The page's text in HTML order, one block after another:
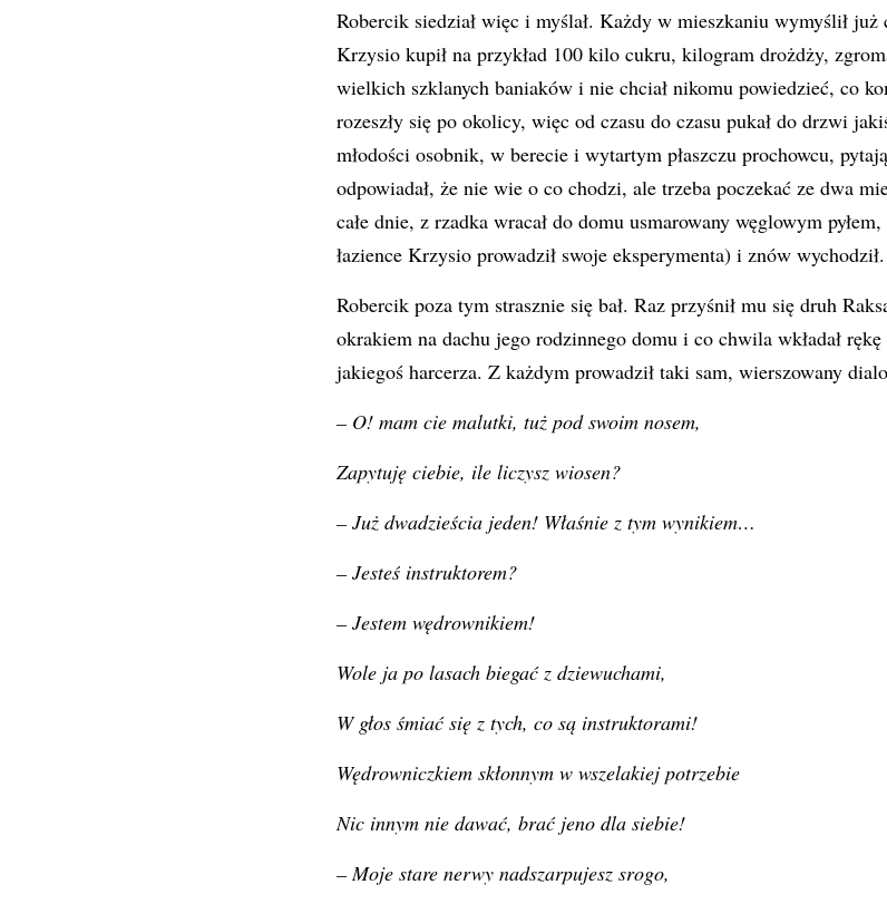
Robercik siedział więc i myślał. Każdy w mieszkaniu wymyślił
Krzysio kupił na przykład 100 kilo cukru, kilogram drożdży,
wielkich szklanych baniaków i nie chciał nikomu powiedzieć, co
rozeszły się po okolicy, więc od czasu do czasu pukał do drzwi
młodości osobnik, w berecie i wytartym płaszczu prochowcu,
odpowiadał, że nie wie o co chodzi, ale trzeba poczekać ze dwa
całe dnie, z rzadka wracał do domu usmarowany węglowym
łazience Krzysio prowadził swoje eksperymenta) i znów wychodził.
Robercik poza tym strasznie się bał. Raz przyśnił mu się druh
okrakiem na dachu jego rodzinnego domu i co chwila wkładał
jakiegoś harcerza. Z każdym prowadził taki sam, wierszowany
– O! mam cie malutki, tuż pod swoim nosem,
Zapytuję ciebie, ile liczysz wiosen?
– Już dwadzieścia jeden! Właśnie z tym wynikiem…
– Jesteś instruktorem?
– Jestem wędrownikiem!
Wole ja po lasach biegać z dziewuchami,
W głos śmiać się z tych, co są instruktorami!
Wędrowniczkiem skłonnym w wszelakiej potrzebie
Nic innym nie dawać, brać jeno dla siebie!
– Moje stare nerwy nadszarpujesz srogo,